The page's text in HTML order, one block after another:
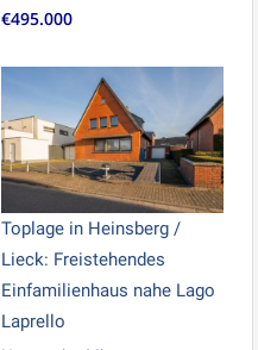
€495.000
Toplage in Heinsberg /
Lieck: Freistehendes
Einfamilienhaus nahe Lago
Laprello